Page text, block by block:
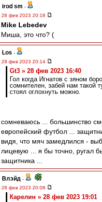
irod sm -
28 фев 2023 20:18
Mike Lebedev
Миша, это что? (
Los -
28 фев 2023 20:14
Gt3 » 28 фев 2023 16:40
Гол когда Игнатов с зяном
сомнителен, забей нам такой
стоял оглохнуть можно.
сомневаюсь ... большинство
европейский футбол ...
видя, что мяч замедлился -
лицевую ... я бы точно, ругал
защитника ...
Влэйд -
28 фев 2023 20:08
Карелин » 28 фев 2023 19:01